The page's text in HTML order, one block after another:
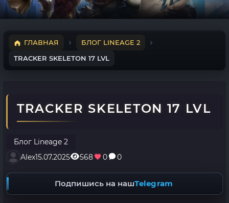
ГЛАВНАЯ
БЛОГ LINEAGE 2
TRACKER SKELETON 17 LVL
TRACKER SKELETON 17 LVL
Блог Lineage 2
Alex15.07.2025 568 0 0
Подпишись на нашTelegram